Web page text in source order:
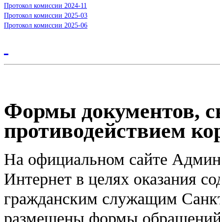
Протокол комиссии 2024-11
Протокол комиссии 2025-03
Протокол комиссии 2025-06
Формы документов,
противодействием
На официальном сайте
Интернет в целях оказания
гражданским служащим
размещены формы